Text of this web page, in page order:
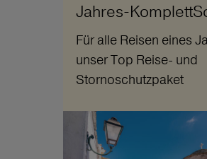
Jahres-
Für alle Reisen eines
unser Top Reise- und
Stornoschutzpaket